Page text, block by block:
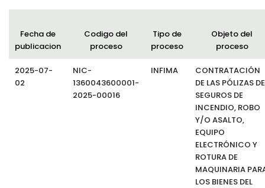
Fecha de
publicacion
Codigo del
proceso
Tipo de
proceso
Objeto del
proceso
2025-07-
02
NIC-
1360043600001-
2025-00016
INFIMA
CONTRATACIÓN
DE LAS PÓLIZAS DE
SEGUROS DE
INCENDIO, ROBO
Y/O ASALTO,
EQUIPO
ELECTRÓNICO Y
ROTURA DE
MAQUINARIA
LOS BIENES DEL